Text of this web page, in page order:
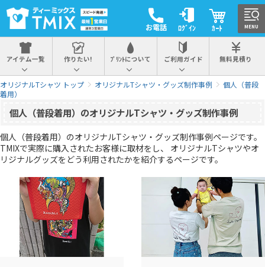
お電話 ﾛｸﾞｲﾝ ｶｰﾄ
アイテム一覧 作りたい! ﾌﾟﾘﾝﾄについて ご利用ガイド 無料見積り
オリジナルTシャツ トップ オリジナルTシャツ・グッズ制作事例
個人（普段
着用）
個人（普段着用）のオリジナルTシャツ・グッズ制作事例
個人（普段着用）のオリジナルTシャツ・グッズ制作事例ページです。
TMIXで実際に購入されたお客様に取材をし、 オリジナルTシャツやオ
リジナルグッズをどう利用されたかを紹介するページです。
MENU